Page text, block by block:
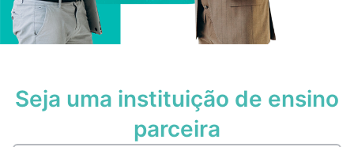
Seja uma instituição de ensino
parceira